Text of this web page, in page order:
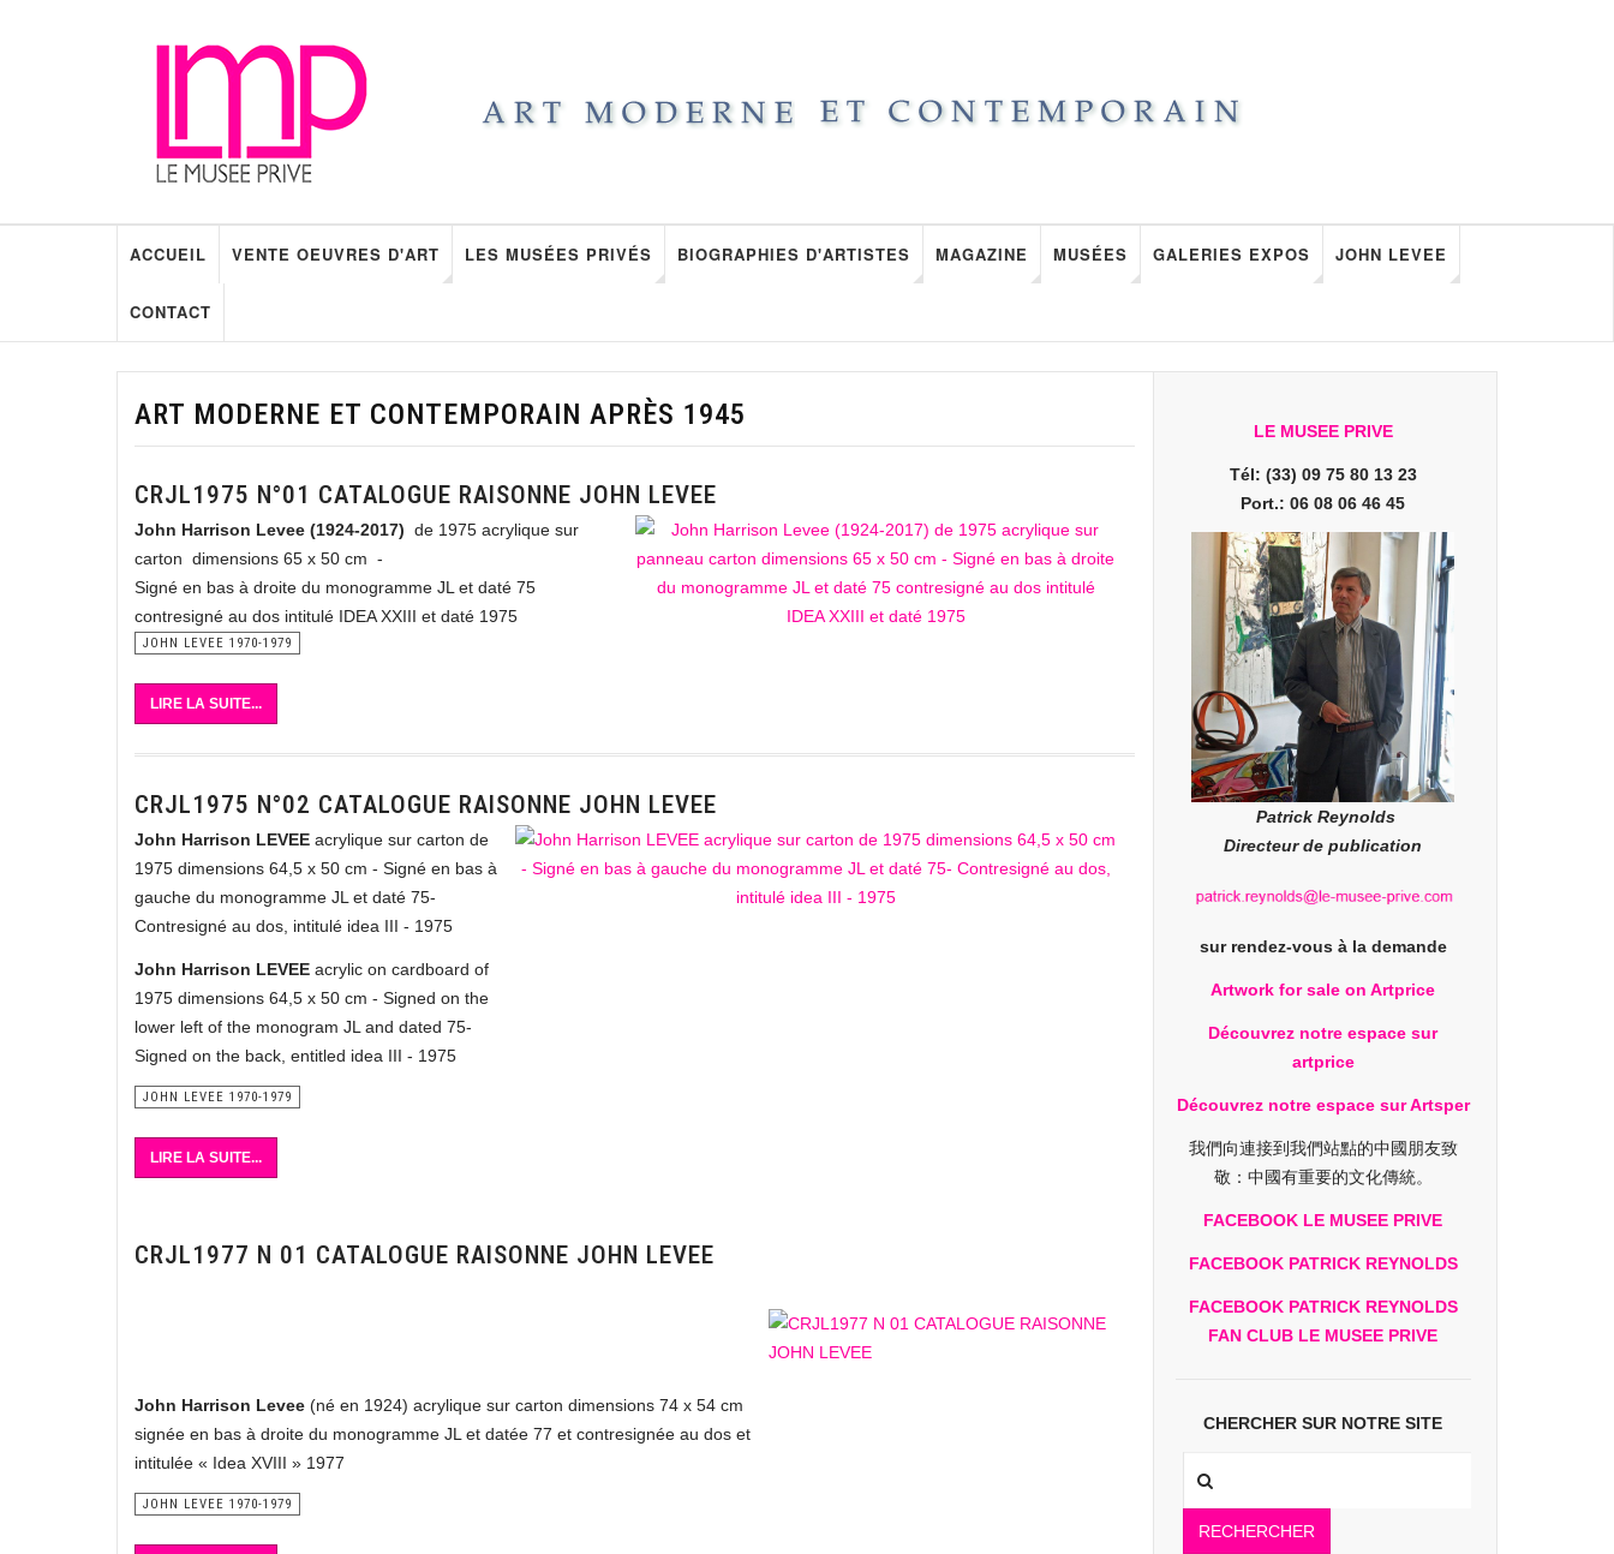
ACCUEIL VENTE OEUVRES D'ART LES MUSÉES PRIVÉS BIOGRAPHIES D'ARTISTES MAGAZINE MUSÉES GALERIES EXPOS JOHN LEVEE
CONTACT
ART MODERNE ET CONTEMPORAIN APRÈS 1945
CRJL1975 N°01 CATALOGUE RAISONNE JOHN LEVEE
John Harrison Levee (1924-2017) de 1975 acrylique sur
carton dimensions 65 x 50 cm -
Signé en bas à droite du monogramme JL et daté 75
contresigné au dos intitulé IDEA XXIII et daté 1975
JOHN LEVEE 1970-1979
LIRE LA SUITE...
CRJL1975 N°02 CATALOGUE RAISONNE JOHN LEVEE
John Harrison LEVEE acrylique sur carton de
1975 dimensions 64,5 x 50 cm - Signé en bas à
gauche du monogramme JL et daté 75-
Contresigné au dos, intitulé idea III - 1975
John Harrison LEVEE acrylic on cardboard of
1975 dimensions 64,5 x 50 cm - Signed on the
lower left of the monogram JL and dated 75-
Signed on the back, entitled idea III - 1975
JOHN LEVEE 1970-1979
LIRE LA SUITE...
CRJL1977 N 01 CATALOGUE RAISONNE JOHN LEVEE
John Harrison Levee (né en 1924) acrylique sur carton dimensions 74 x 54 cm
signée en bas à droite du monogramme JL et datée 77 et contresignée au dos et
intitulée « Idea XVIII » 1977
JOHN LEVEE 1970-1979
LE MUSEE PRIVE
Tél: (33) 09 75 80 13 23
Port.: 06 08 06 46 45
Patrick Reynolds
Directeur de publication
sur rendez-vous à la demande
Artwork for sale on Artprice
Découvrez notre espace sur
artprice
Découvrez notre espace sur Artsper
我們向連接到我們站點的中國朋友致
敬：中國有重要的文化傳統。
FACEBOOK LE MUSEE PRIVE
FACEBOOK PATRICK REYNOLDS
FACEBOOK PATRICK REYNOLDS
FAN CLUB LE MUSEE PRIVE
CHERCHER SUR NOTRE SITE
RECHERCHER